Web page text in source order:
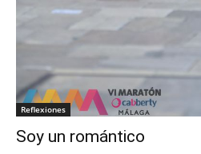
Reflexiones
Soy un romántico